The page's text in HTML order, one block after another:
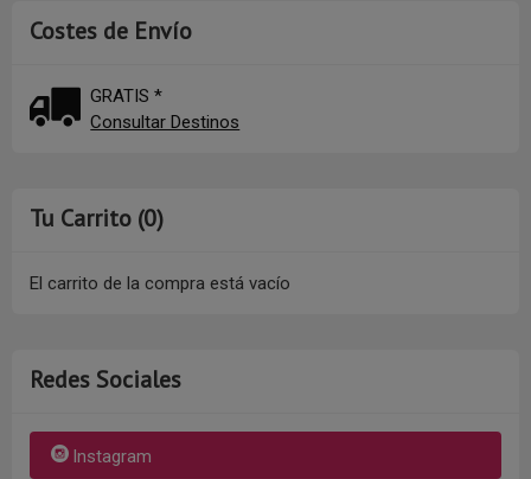
Costes de Envío
GRATIS *
Consultar Destinos
Tu Carrito (0)
El carrito de la compra está vacío
Redes Sociales
Instagram